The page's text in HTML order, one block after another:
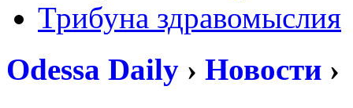
Трибуна здравомыслия
Odessa Daily › Новости ›